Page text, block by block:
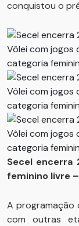
conquistou o
Secel encerra
feminino livre
A programação
com outras